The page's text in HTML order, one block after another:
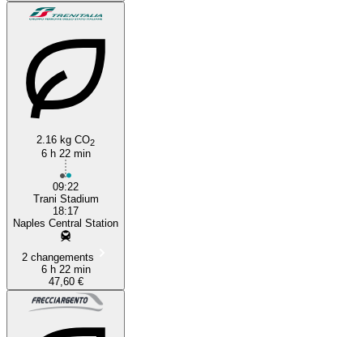
2.16 kg CO2
6 h 22 min
09:22
Trani Stadium
18:17
Naples Central Station
2 changements
6 h 22 min
47,60 €